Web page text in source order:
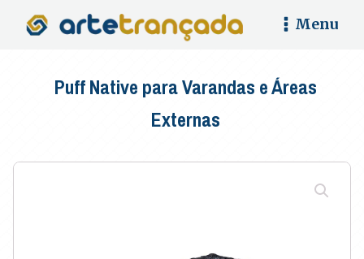
Menu
Puff Native para Varandas e Áreas
Externas